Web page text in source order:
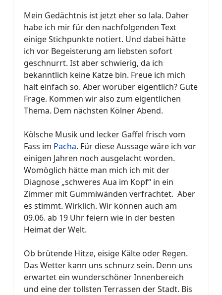
Mein Gedächtnis ist jetzt eher so lala. Daher
habe ich mir für den nachfolgenden Text
einige Stichpunkte notiert. Und dabei hätte
ich vor Begeisterung am liebsten sofort
geschnurrt. Ist aber schwierig, da ich
bekanntlich keine Katze bin. Freue ich mich
halt einfach so. Aber worüber eigentlich? Gute
Frage. Kommen wir also zum eigentlichen
Thema. Dem nächsten Kölner Abend.
Kölsche Musik und lecker Gaffel frisch vom
Fass im Pacha. Für diese Aussage wäre ich vor
einigen Jahren noch ausgelacht worden.
Womöglich hätte man mich ich mit der
Diagnose „schweres Aua im Kopf“ in ein
Zimmer mit Gummiwänden verfrachtet. Aber
es stimmt. Wirklich. Wir können auch am
09.06. ab 19 Uhr feiern wie in der besten
Heimat der Welt.
Ob brütende Hitze, eisige Kälte oder Regen.
Das Wetter kann uns schnurz sein. Denn uns
erwartet ein wunderschöner Innenbereich
und eine der tollsten Terrassen der Stadt. Bis